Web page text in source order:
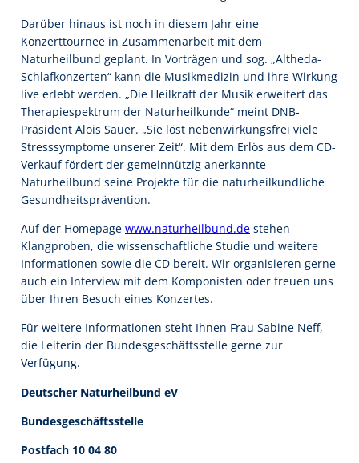
Darüber hinaus ist noch in diesem Jahr eine
Konzerttournee in Zusammenarbeit mit dem
Naturheilbund geplant. In Vorträgen und sog. „Altheda-
Schlafkonzerten“ kann die Musikmedizin und ihre Wirkung
live erlebt werden. „Die Heilkraft der Musik erweitert das
Therapiespektrum der Naturheilkunde“ meint DNB-
Präsident Alois Sauer. „Sie löst nebenwirkungsfrei viele
Stresssymptome unserer Zeit“. Mit dem Erlös aus dem CD-
Verkauf fördert der gemeinnützig anerkannte
Naturheilbund seine Projekte für die naturheilkundliche
Gesundheitsprävention.
Auf der Homepage www.naturheilbund.de stehen
Klangproben, die wissenschaftliche Studie und weitere
Informationen sowie die CD bereit. Wir organisieren gerne
auch ein Interview mit dem Komponisten oder freuen uns
über Ihren Besuch eines Konzertes.
Für weitere Informationen steht Ihnen Frau Sabine Neff,
die Leiterin der Bundesgeschäftsstelle gerne zur
Verfügung.
Deutscher Naturheilbund eV
Bundesgeschäftsstelle
Postfach 10 04 80